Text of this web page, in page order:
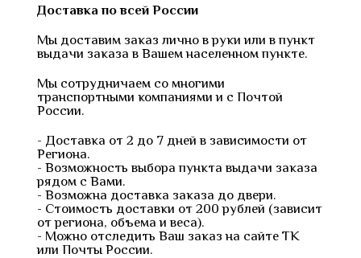
Доставка по всей России
Мы доставим заказ лично в руки или в пункт
выдачи заказа в Вашем населенном пункте.
Мы сотрудничаем со многими
транспортными компаниями и с Почтой
России.
- Доставка от 2 до 7 дней в зависимости от
Региона.
- Возможность выбора пункта выдачи заказа
рядом с Вами.
- Возможна доставка заказа до двери.
- Стоимость доставки от 200 рублей (зависит
от региона, объема и веса).
- Можно отследить Ваш заказ на сайте ТК
или Почты России.